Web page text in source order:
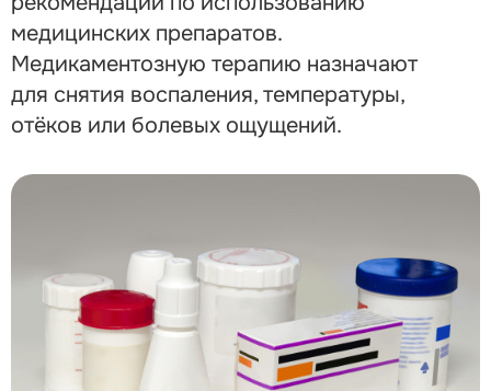
медицинских препаратов.
Медикаментозную терапию назначают
для снятия воспаления, температуры,
отёков или болевых ощущений.